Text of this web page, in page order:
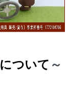
について ～